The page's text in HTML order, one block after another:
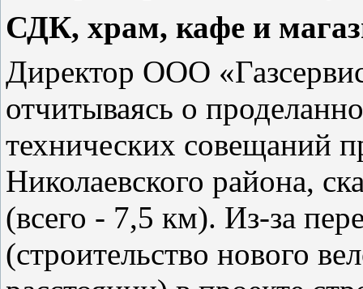
СДК, храм, кафе и
Директор ООО
отчитываясь о
технических совещаний
Николаевского района,
(всего - 7,5 км). Из-за
(строительство нового